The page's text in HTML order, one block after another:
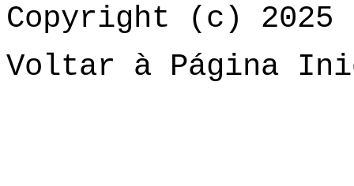
Copyright (c) 2025
Voltar à Página